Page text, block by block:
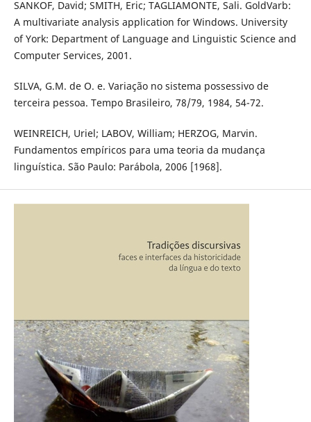
SANKOF, David; SMITH, Eric; TAGLIAMONTE, Sali. GoldVarb:
A multivariate analysis application for Windows. University
of York: Department of Language and Linguistic Science and
Computer Services, 2001.
SILVA, G.M. de O. e. Variação no sistema possessivo de
terceira pessoa. Tempo Brasileiro, 78/79, 1984, 54-72.
WEINREICH, Uriel; LABOV, William; HERZOG, Marvin.
Fundamentos empíricos para uma teoria da mudança
linguística. São Paulo: Parábola, 2006 [1968].